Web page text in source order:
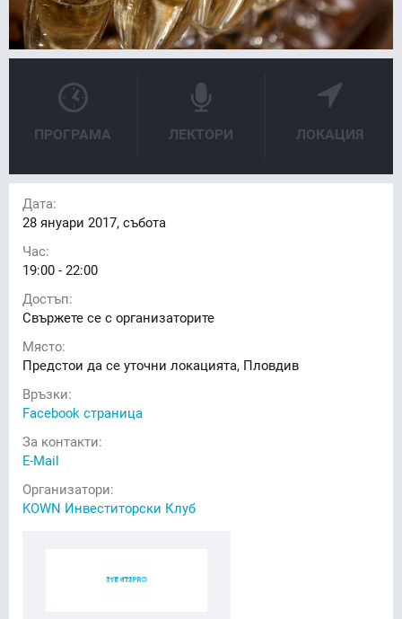
ПРОГРАМА ЛЕКТОРИ ЛОКАЦИЯ
Дата:
28 януари 2017, събота
Час:
19:00 - 22:00
Достъп:
Свържете се с организаторите
Място:
Предстои да се уточни локацията, Пловдив
Връзки:
Facebook страница
За контакти:
E-Mail
Организатори:
KOWN Инвеститорски Клуб